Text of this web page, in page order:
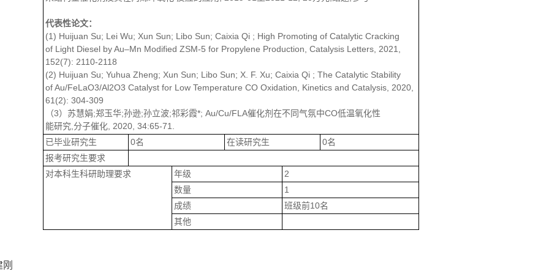
代表性论文：
(1) Huijuan Su; Lei Wu; Xun Sun; Libo Sun; Caixia Qi ; High Promoting of Catalytic Cracking
of Light Diesel by Au–Mn Modified ZSM-5 for Propylene Production, Catalysis Letters, 2021,
152(7): 2110-2118
(2) Huijuan Su; Yuhua Zheng; Xun Sun; Libo Sun; X. F. Xu; Caixia Qi ; The Catalytic Stability
of Au/FeLaO3/Al2O3 Catalyst for Low Temperature CO Oxidation, Kinetics and Catalysis, 2020,
61(2): 304-309
（3）苏慧娟;郑玉华;孙逊;孙立波;祁彩霞*; Au/Cu/FLA催化剂在不同气氛中CO低温氧化性
能研究,分子催化, 2020, 34:65-71.
已毕业研究生
0名 在读研究生
0名
报考研究生要求
对本科生科研助理要求
年级
2
数量
1
成绩
班级前10名
其他
刚